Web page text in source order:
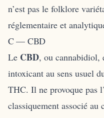
n’est pas le folklore
réglementaire et
C — CBD
Le CBD, ou cannabidiol,
intoxicant au sens usuel
THC. Il ne provoque pas
classiquement associé au